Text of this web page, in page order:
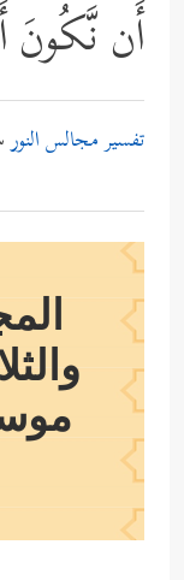
أَن نَّكُونَ
تفسير مجالس النور